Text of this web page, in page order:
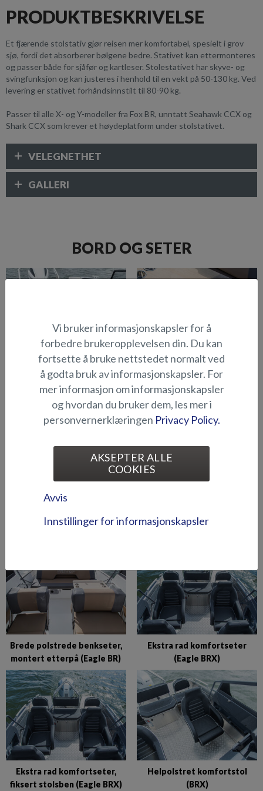
PRODUKTBESKRIVELSE
Et fjærende stolstativ gjør reisen mer komfortabel, spesielt i grov
sjø, fordi det absorberer bølgene bedre. Stativet kan ettermonteres
og passer både for sjåfør og kartleser. Stolestativet har skyve- og
svingfunksjon og kan justeres i henhold til en vekt på 50-130 kg. Ved
levering er stativet forhåndsinnstilt til 80-90 kg.
Passer til alle X- og Y-modeller fra Fox BR, unntatt Seahawk CCX og
Shark CCX som krever et høydeplatform under stolstativet.
VELEGNETHET
GALLERI
BORD OG SETER
Bord med låsbar bordsben
(Viper DC)
Bord med separate bordben
(Eagle BR)
Bord til sternen (Hawk BR
BR)
Brede polstrede benkseter,
montert etterpå (Eagle BR)
Ekstra rad komfortseter
(Eagle BRX)
Ekstra rad komfortseter,
fiksert stolsben (Eagle BRX)
Helpolstret komfortstol
(BRX)
Vi bruker informasjonskapsler for å
forbedre brukeropplevelsen din. Du kan
fortsette å bruke nettstedet normalt ved
å godta bruk av informasjonskapsler. For
mer informasjon om informasjonskapsler
og hvordan du bruker dem, les mer i
personvernerklæringen Privacy Policy.
AKSEPTER ALLE
COOKIES
Avvis
Innstillinger for informasjonskapsler